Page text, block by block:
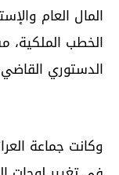
المال العام
الخطب الملكية،
الدستوري
وكانت جماعة